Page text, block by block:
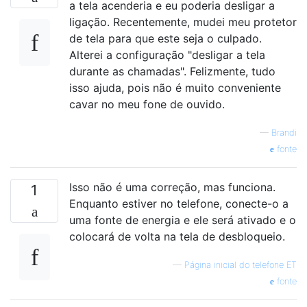
a tela acenderia e eu poderia desligar a
ligação. Recentemente, mudei meu protetor
de tela para que este seja o culpado.
Alterei a configuração "desligar a tela
durante as chamadas". Felizmente, tudo
isso ajuda, pois não é muito conveniente
cavar no meu fone de ouvido.
— Brandi
fonte
1
Isso não é uma correção, mas funciona.
Enquanto estiver no telefone, conecte-o a
uma fonte de energia e ele será ativado e o
colocará de volta na tela de desbloqueio.
— Página inicial do telefone ET
fonte